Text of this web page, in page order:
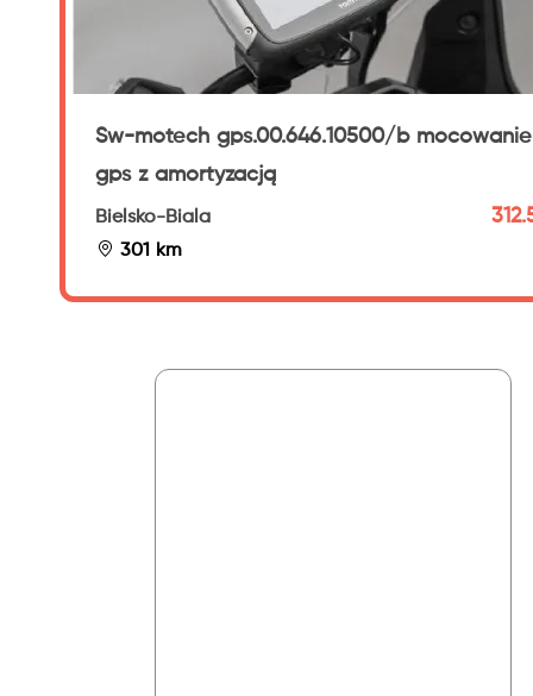
Sw-motech gps.00.646.10500/b mocowanie
gps z amortyzacją
Bielsko-Biala
301 km